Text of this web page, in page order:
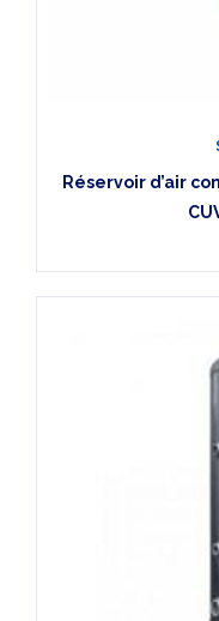
Réservoir d’air